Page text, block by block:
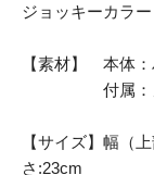
ジョッキーカラ
【素材】 本体
付属：ヌ
【サイズ】幅
さ:23cm